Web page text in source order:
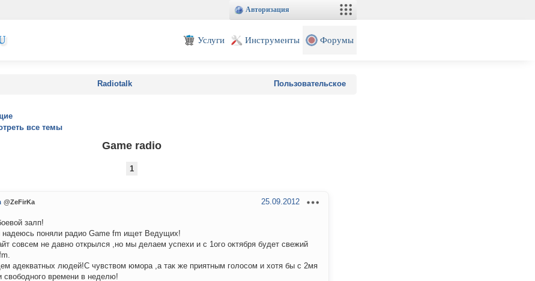
Авторизация
Услуги Инструменты Форумы
Radiotalk Пользовательское
все темы
Game radio
1
@ZeFirKa 25.09.2012
залп!
надеюсь поняли радио Game fm ищет Ведущих!
совсем не давно открылся ,но мы делаем успехи и с 1ого октября будет свежий
адекватных людей!С чувством юмора ,а так же приятным голосом и хотя бы с 2мя
свободного времени в неделю!